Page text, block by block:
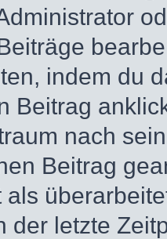
indem du
Beitrag
nach
Beitrag
der letzte